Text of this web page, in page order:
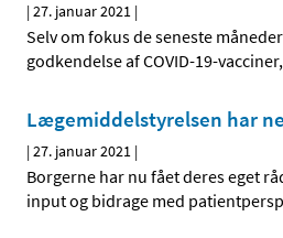
|27. januar 2021 |
Selv om fokus de seneste
godkendelse af COVID-19-
Lægemiddelstyrelsen har
|27. januar 2021 |
Borgerne har nu fået deres eget
input og bidrage med